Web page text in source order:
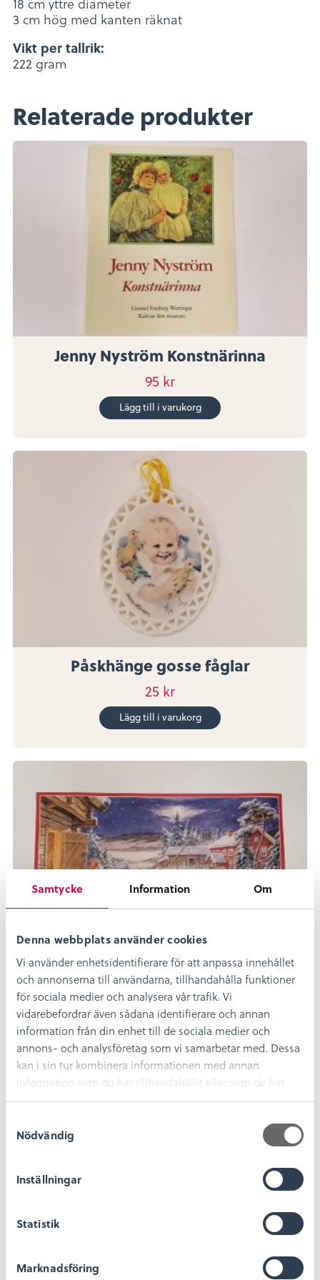
Samtycke Information Om
Denna webbplats använder cookies
Vi använder enhetsidentifierare för att anpassa innehållet
och annonserna till användarna, tillhandahålla funktioner
för sociala medier och analysera vår trafik. Vi
vidarebefordrar även sådana identifierare och annan
information från din enhet till de sociala medier och
annons- och analysföretag som vi samarbetar med. Dessa
kan i sin tur kombinera informationen med annan
information som du har tillhandahållit eller som de har
samlat in när du har använt deras tjänster.
Nödvändig
Inställningar
Statistik
Marknadsföring
3 cm hög med kanten räknat
Vikt per tallrik:
222 gram
Relaterade produkter
Jenny Nyström Konstnärinna
95 kr
Lägg till i varukorg
Påskhänge gosse fåglar
25 kr
Lägg till i varukorg
Julbonad tomte, vinterlandskap
65kr
Lägg till i varukorg